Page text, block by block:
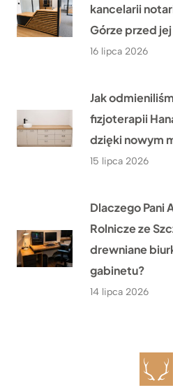
kancelarii
Górze przed
16 lipca 2026
Jak
fizjoterapii
dzięki nowym
15 lipca 2026
Dlaczego Pani
Rolnicze ze
drewniane
gabinetu?
14 lipca 2026